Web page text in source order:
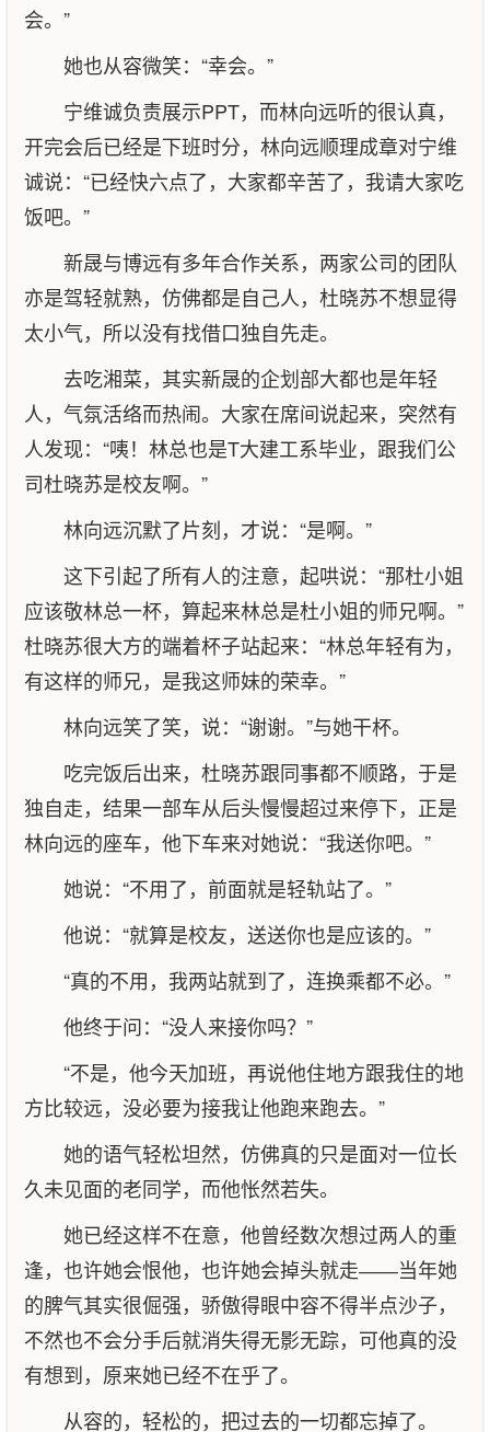
会。”
她也从容微笑：“幸会。”
宁维诚负责展示PPT，而林向远听的很认真，
开完会后已经是下班时分，林向远顺理成章对宁维
诚说：“已经快六点了，大家都辛苦了，我请大家吃
饭吧。”
新晟与博远有多年合作关系，两家公司的团队
亦是驾轻就熟，仿佛都是自己人，杜晓苏不想显得
太小气，所以没有找借口独自先走。
去吃湘菜，其实新晟的企划部大都也是年轻
人，气氛活络而热闹。大家在席间说起来，突然有
人发现：“咦！林总也是T大建工系毕业，跟我们公
司杜晓苏是校友啊。”
林向远沉默了片刻，才说：“是啊。”
这下引起了所有人的注意，起哄说：“那杜小姐
应该敬林总一杯，算起来林总是杜小姐的师兄啊。”
杜晓苏很大方的端着杯子站起来：“林总年轻有为，
有这样的师兄，是我这师妹的荣幸。”
林向远笑了笑，说：“谢谢。”与她干杯。
吃完饭后出来，杜晓苏跟同事都不顺路，于是
独自走，结果一部车从后头慢慢超过来停下，正是
林向远的座车，他下车来对她说：“我送你吧。”
她说：“不用了，前面就是轻轨站了。”
他说：“就算是校友，送送你也是应该的。”
“真的不用，我两站就到了，连换乘都不必。”
他终于问：“没人来接你吗？”
“不是，他今天加班，再说他住地方跟我住的地
方比较远，没必要为接我让他跑来跑去。”
她的语气轻松坦然，仿佛真的只是面对一位长
久未见面的老同学，而他怅然若失。
她已经这样不在意，他曾经数次想过两人的重
逢，也许她会恨他，也许她会掉头就走――当年她
的脾气其实很倔强，骄傲得眼中容不得半点沙子，
不然也不会分手后就消失得无影无踪，可他真的没
有想到，原来她已经不在乎了。
从容的，轻松的，把过去的一切都忘掉了。